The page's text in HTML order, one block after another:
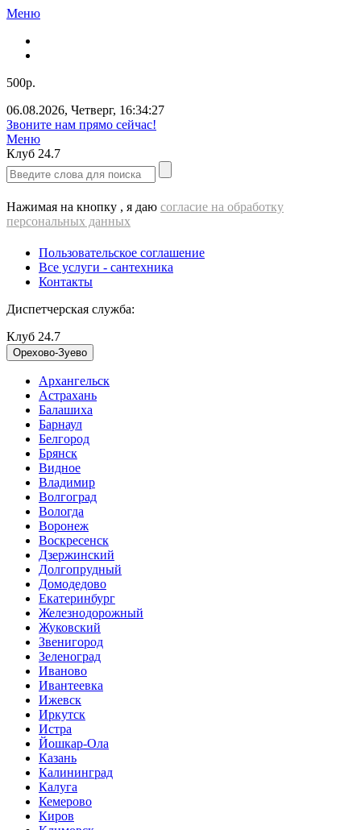
Меню
500р.
06.08.2026, Четверг, 16:34:27
Звоните нам прямо сейчас!
Меню
Клуб 24.7
Нажимая на кнопку , я даю согласие на обработку
персональных данных
Пользовательское соглашение
Все услуги - cантехника
Контакты
Диспетчерская служба:
Клуб 24.7
Орехово-Зуево
Архангельск
Астрахань
Балашиха
Барнаул
Белгород
Брянск
Видное
Владимир
Волгоград
Вологда
Воронеж
Воскресенск
Дзержинский
Долгопрудный
Домодедово
Екатеринбург
Железнодорожный
Жуковский
Звенигород
Зеленоград
Иваново
Ивантеевка
Ижевск
Иркутск
Истра
Йошкар-Ола
Казань
Калининград
Калуга
Кемерово
Киров